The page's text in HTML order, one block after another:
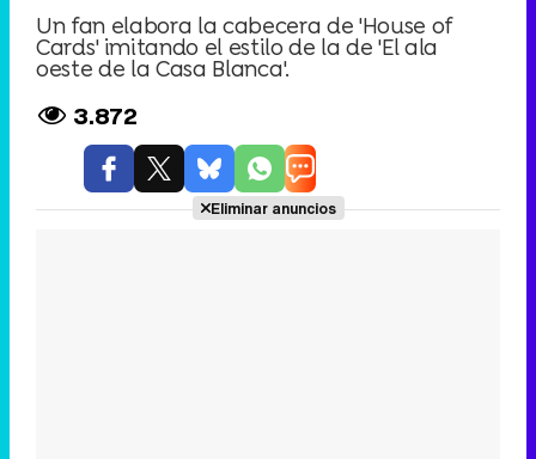
Un fan elabora la cabecera de 'House of
Cards' imitando el estilo de la de 'El ala
oeste de la Casa Blanca'.
3.872
Eliminar anuncios